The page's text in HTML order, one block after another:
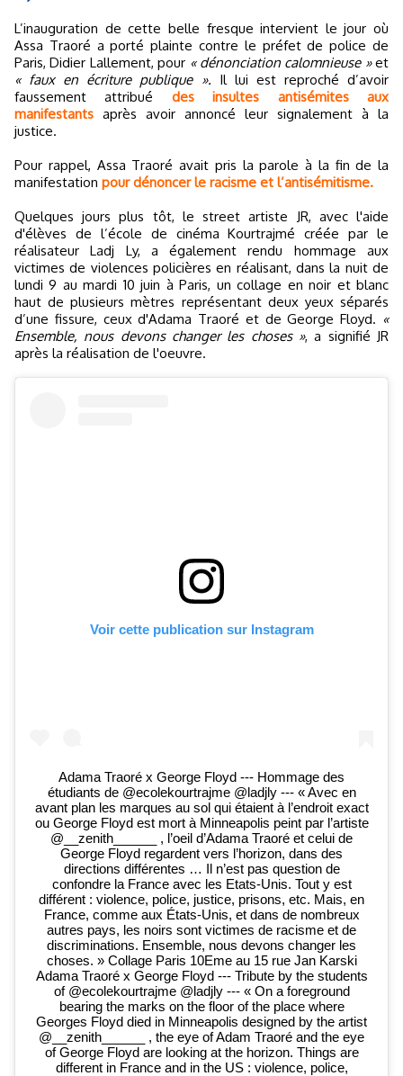
L’inauguration de cette belle fresque intervient le jour où
Assa Traoré a porté plainte contre le préfet de police de
Paris, Didier Lallement, pour « dénonciation calomnieuse »et
« faux en écriture publique ». Il lui est reproché d’avoir
faussement attribué des insultes antisémites aux
manifestants après avoir annoncé leur signalement à la
justice.
Pour rappel, Assa Traoré avait pris la parole à la fin de la
manifestation pour dénoncer le racisme et l’antisémitisme.
Quelques jours plus tôt, le street artiste JR, avec l'aide
d'élèves de l’école de cinéma Kourtrajmé créée par le
réalisateur Ladj Ly, a également rendu hommage aux
victimes de violences policières en réalisant, dans la nuit de
lundi 9 au mardi 10 juin à Paris, un collage en noir et blanc
haut de plusieurs mètres représentant deux yeux séparés
d’une fissure, ceux d'Adama Traoré et de George Floyd. «
Ensemble, nous devons changer les choses », a signifié JR
après la réalisation de l'oeuvre.
Voir cette publication sur Instagram
Adama Traoré x George Floyd --- Hommage des
étudiants de @ecolekourtrajme @ladjly --- « Avec en
avant plan les marques au sol qui étaient à l’endroit exact
ou George Floyd est mort à Minneapolis peint par l’artiste
@__zenith______ , l’oeil d’Adama Traoré et celui de
George Floyd regardent vers l’horizon, dans des
directions différentes … Il n’est pas question de
confondre la France avec les Etats-Unis. Tout y est
différent : violence, police, justice, prisons, etc. Mais, en
France, comme aux États-Unis, et dans de nombreux
autres pays, les noirs sont victimes de racisme et de
discriminations. Ensemble, nous devons changer les
choses. » Collage Paris 10Eme au 15 rue Jan Karski
Adama Traoré x George Floyd --- Tribute by the students
of @ecolekourtrajme @ladjly --- « On a foreground
bearing the marks on the floor of the place where
Georges Floyd died in Minneapolis designed by the artist
@__zenith______ , the eye of Adam Traoré and the eye
of George Floyd are looking at the horizon. Things are
different in France and in the US : violence, police,